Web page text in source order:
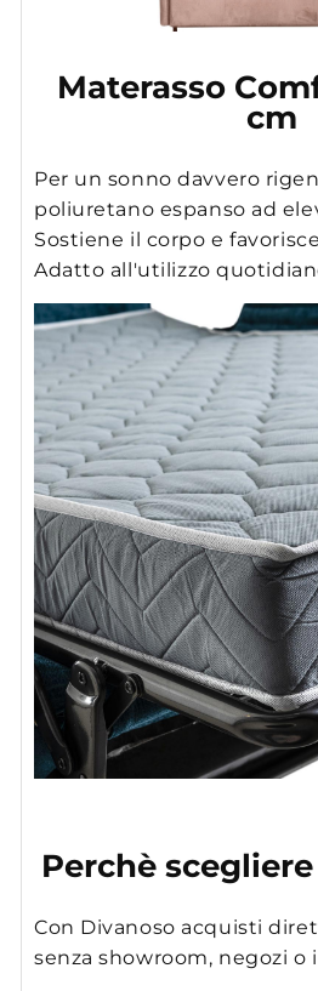
Materasso
cm
Per un sonno davvero
poliuretano espanso ad
Sostiene il corpo e
Adatto all'utilizzo
Perchè scegliere
Con Divanoso acquisti
senza showroom, negozi o